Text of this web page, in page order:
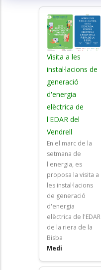
Visita a les
instal·lacions de
generació
d'energia
elèctrica de
l'EDAR del
Vendrell
En el marc de la
setmana de
l'energia, es
proposa la visita a
les instal·lacions
de generació
d'energia
elèctrica de l'EDAR
de la riera de la
Bisba
Medi